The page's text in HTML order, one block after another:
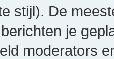
stijl). De
je
moderators